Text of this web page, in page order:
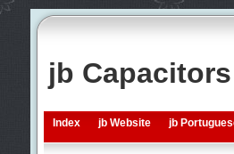
jb
Index jb Website jb